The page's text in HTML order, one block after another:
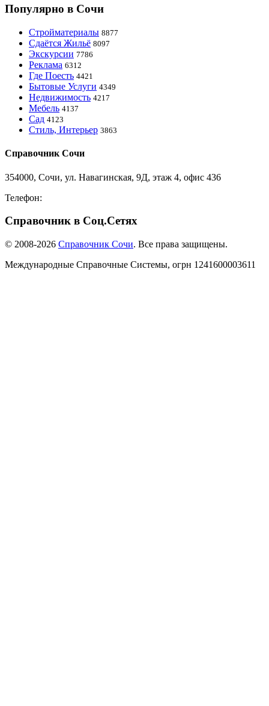
Популярно в Сочи
Стройматериалы 8877
Сдаётся Жильё 8097
Экскурсии 7786
Реклама 6312
Где Поесть 4421
Бытовые Услуги 4349
Недвижимость 4217
Мебель 4137
Сад 4123
Стиль, Интерьер 3863
Справочник Сочи
354000, Сочи, ул. Навагинская, 9Д, этаж 4, офис 436
Телефон:
Справочник в Соц.Сетях
© 2008-2026 Справочник Сочи. Все права защищены.
Международные Справочные Системы, огрн 1241600003611